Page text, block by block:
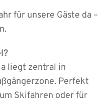
für unsere Gäste da –
liegt zentral in
Perfekt
Skifahren oder für